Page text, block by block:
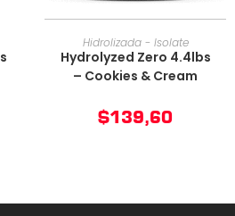
AÑADIR AL CARRITO
Hidrolizada - Isolate
Hydrolyzed Zero 4.4lbs
– Cookies & Cream
$139,60